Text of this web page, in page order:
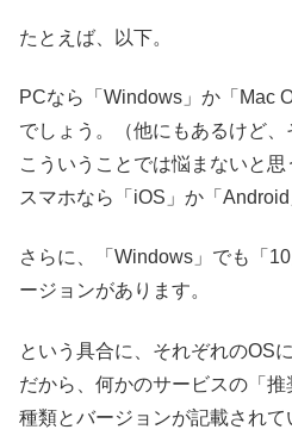
たとえば、以下。
PCなら「Windows」か「Mac
でしょう。（他にもあるけど、
こういうことでは悩まないと思
スマホなら「iOS」か「Android
さらに、「Windows」でも「
ージョンがあります。
という具合に、それぞれのOS
だから、何かのサービスの「
種類とバージョンが記載されて